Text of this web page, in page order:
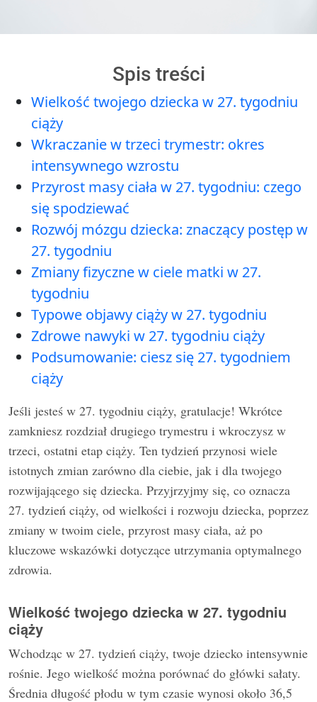
Spis treści
Wielkość twojego dziecka w 27. tygodniu
ciąży
Wkraczanie w trzeci trymestr: okres
intensywnego wzrostu
Przyrost masy ciała w 27. tygodniu: czego
się spodziewać
Rozwój mózgu dziecka: znaczący postęp w
27. tygodniu
Zmiany fizyczne w ciele matki w 27.
tygodniu
Typowe objawy ciąży w 27. tygodniu
Zdrowe nawyki w 27. tygodniu ciąży
Podsumowanie: ciesz się 27. tygodniem
ciąży
Jeśli jesteś w 27. tygodniu ciąży, gratulacje! Wkrótce
zamkniesz rozdział drugiego trymestru i wkroczysz w
trzeci, ostatni etap ciąży. Ten tydzień przynosi wiele
istotnych zmian zarówno dla ciebie, jak i dla twojego
rozwijającego się dziecka. Przyjrzyjmy się, co oznacza
27. tydzień ciąży, od wielkości i rozwoju dziecka, poprzez
zmiany w twoim ciele, przyrost masy ciała, aż po
kluczowe wskazówki dotyczące utrzymania optymalnego
zdrowia.
Wielkość twojego dziecka w 27. tygodniu
ciąży
Wchodząc w 27. tydzień ciąży, twoje dziecko intensywnie
rośnie. Jego wielkość można porównać do główki sałaty.
Średnia długość płodu w tym czasie wynosi około 36,5